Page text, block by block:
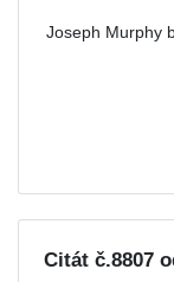
Joseph Murphy
Citát č.8807